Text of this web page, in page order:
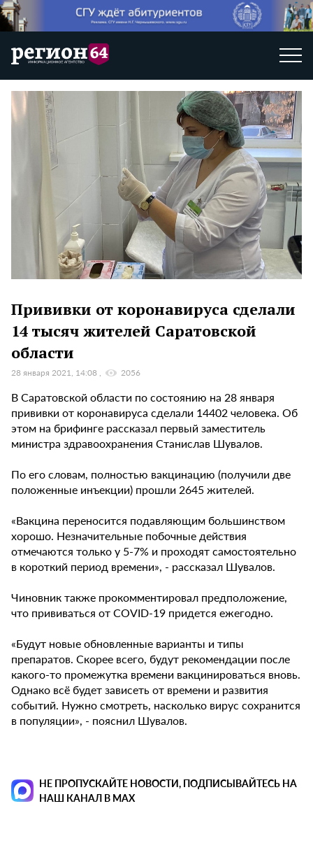
Прививки от коронавируса сделали
14 тысяч жителей Саратовской
области
28 января 2021, 14:08 2056
В Саратовской области по состоянию на 28 января
прививки от коронавируса сделали 14402 человека. Об
этом на брифинге рассказал первый заместитель
министра здравоохранения Станислав Шувалов.
По его словам, полностью вакцинацию (получили две
положенные инъекции) прошли 2645 жителей.
«Вакцина переносится подавляющим большинством
хорошо. Незначительные побочные действия
отмечаются только у 5-7% и проходят самостоятельно
в короткий период времени», - рассказал Шувалов.
Чиновник также прокомментировал предположение,
что прививаться от COVID-19 придется ежегодно.
«Будут новые обновленные варианты и типы
препаратов. Скорее всего, будут рекомендации после
какого-то промежутка времени вакцинироваться вновь.
Однако всё будет зависеть от времени и развития
событий. Нужно смотреть, насколько вирус сохранится
в популяции», - пояснил Шувалов.
НЕ ПРОПУСКАЙТЕ НОВОСТИ, ПОДПИСЫВАЙТЕСЬ НА
НАШ КАНАЛ В MAX